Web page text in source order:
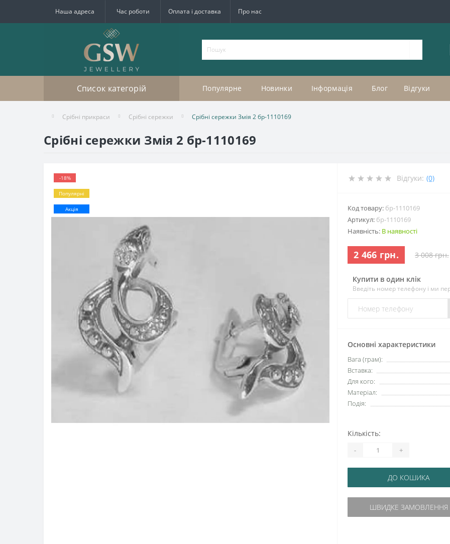
Наша адреса Час роботи Оплата і доставка Про нас
Список категорій Популярне Новинки Інформація Блог Відгуки
Срібні прикраси Срібні сережки Срібні сережки Змія 2 бр-1110169
Срібні сережки Змія 2 бр-1110169
-18%
Популярні
Акція
Відгуки: (0)
Код товару: бр-1110169
Артикул: бр-1110169
Наявність: В наявності
2 466 грн. 3 008 грн.
Купити в один клік
Введіть номер телефону і ми
Основні характеристики
Вага (грам):
Вставка:
Для кого:
Матеріал:
Подія:
Кількість:
- +
ДО КОШИКА
ШВИДКЕ ЗАМОВЛЕННЯ